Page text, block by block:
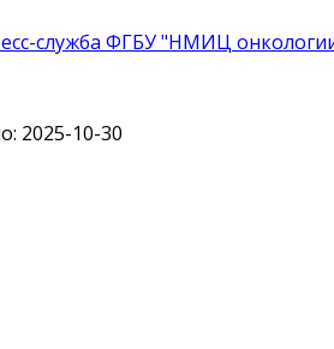
служба ФГБУ "НМИЦ
2025-10-30